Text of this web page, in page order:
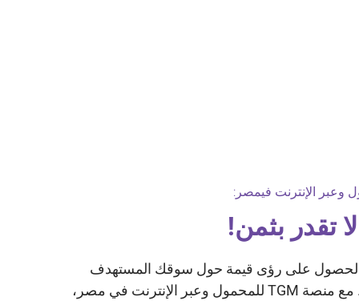
تقدر بثمن!
على رؤى قيمة حول سوقك المستهدف
يمكن أن يكون محورا حاسما. مع منصة TGM للمحمول وعبر الإنترنت في مصر،